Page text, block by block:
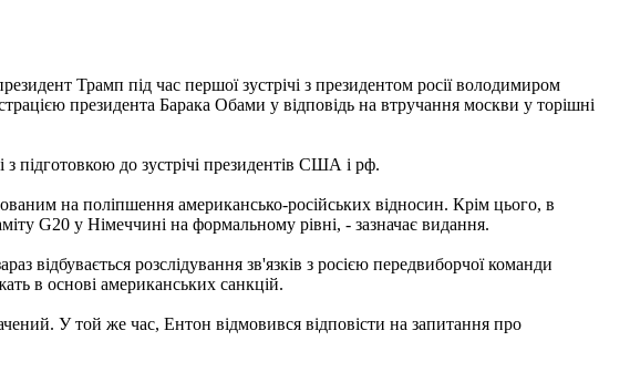
Трамп під час першої зустрічі з президентом росії володимиром
президента Барака Обами у відповідь на втручання москви у торішні
до зустрічі президентів США і рф.
на поліпшення американсько-російських відносин. Крім цього, в
G20 у Німеччині на формальному рівні, - зазначає видання.
відбувається розслідування зв'язків з росією передвиборчої команди
в основі американських санкцій.
У той же час, Ентон відмовився відповісти на запитання про